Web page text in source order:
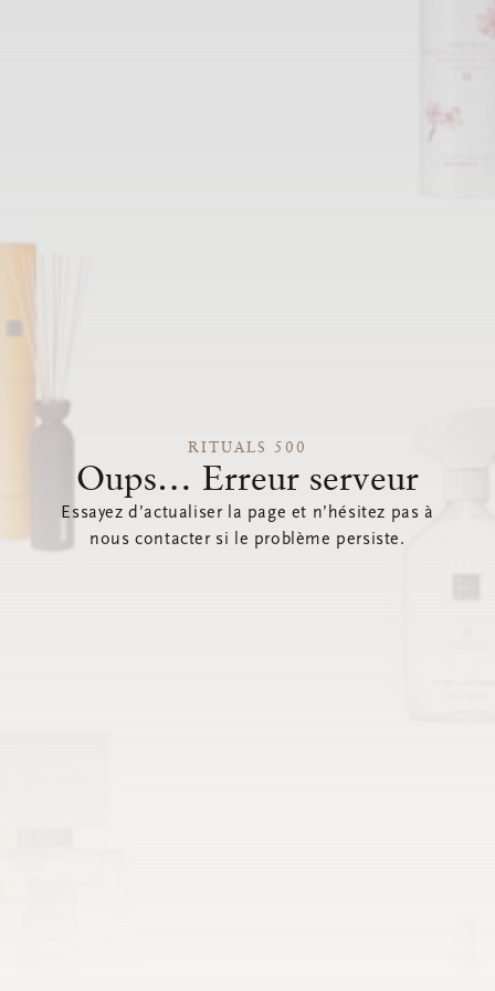
RITUALS 500
Oups… Erreur serveur
Essayez d’actualiser la page et n’hésitez pas à
nous contacter si le problème persiste.